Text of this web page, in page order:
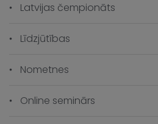
Latvijas čempionāts
Līdzjūtības
Nometnes
Online seminārs